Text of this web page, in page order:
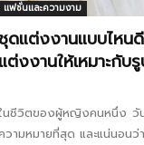
แฟชั่นและความงาม
ชุดแต่งงานแบบไหน
แต่งงานให้เหมาะกั
นชีวิตของผู้หญิงคนหนึ่ง วั
วามหมายที่สุด และแน่นอนว่